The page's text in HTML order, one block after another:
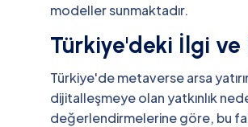
modeller sunmaktadır.
Türkiye'deki İlgi ve
Türkiye'de metaverse arsa
dijitalleşmeye olan yatkınlık
değerlendirmelerine göre, bu